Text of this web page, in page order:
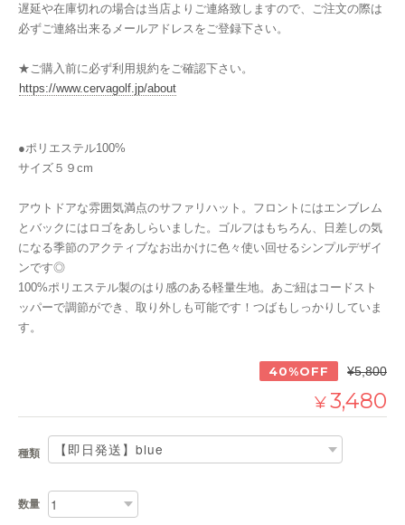
遅延や在庫切れの場合は当店よりご連絡致しますので、ご注文の際は
必ずご連絡出来るメールアドレスをご登録下さい。
★ご購入前に必ず利用規約をご確認下さい。
https://www.cervagolf.jp/about
●ポリエステル100%
サイズ５９cm
アウトドアな雰囲気満点のサファリハット。フロントにはエンブレム
とバックにはロゴをあしらいました。ゴルフはもちろん、日差しの気
になる季節のアクティブなお出かけに色々使い回せるシンプルデザイ
ンです◎
100%ポリエステル製のはり感のある軽量生地。あご紐はコードスト
ッパーで調節ができ、取り外しも可能です！つばもしっかりしていま
す。
40%OFF ¥5,800
¥3,480
種類
数量